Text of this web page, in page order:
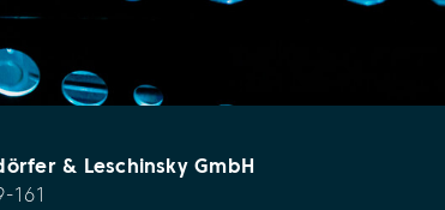
& Leschinsky GmbH
161